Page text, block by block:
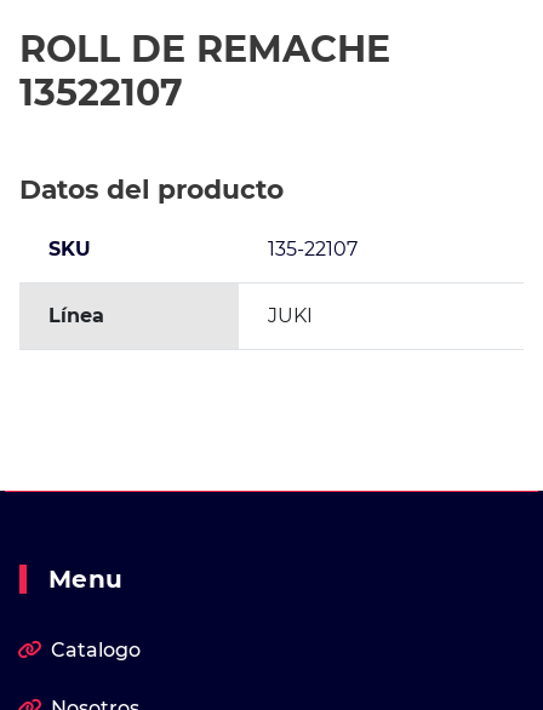
ROLL DE REMACHE
13522107
Datos del producto
SKU 135-22107
Línea JUKI
Menu
Catalogo